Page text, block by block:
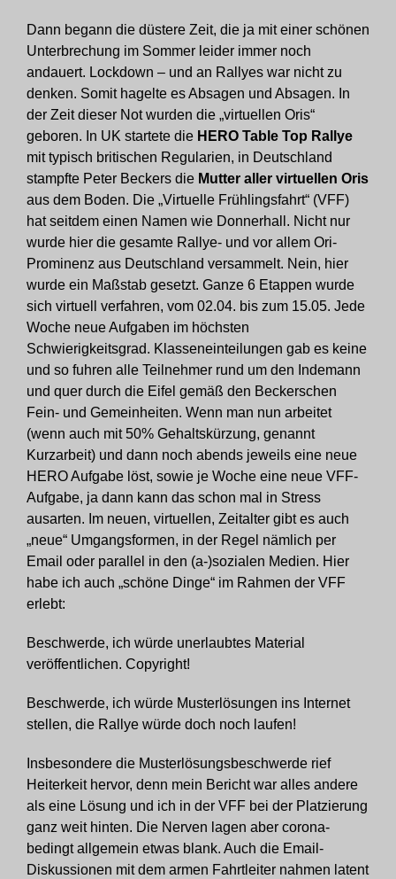
Dann begann die düstere Zeit, die ja mit einer schönen
Unterbrechung im Sommer leider immer noch
andauert. Lockdown – und an Rallyes war nicht zu
denken. Somit hagelte es Absagen und Absagen. In
der Zeit dieser Not wurden die „virtuellen Oris“
geboren. In UK startete die HERO Table Top Rallye
mit typisch britischen Regularien, in Deutschland
stampfte Peter Beckers die Mutter aller virtuellen Oris
aus dem Boden. Die „Virtuelle Frühlingsfahrt“ (VFF)
hat seitdem einen Namen wie Donnerhall. Nicht nur
wurde hier die gesamte Rallye- und vor allem Ori-
Prominenz aus Deutschland versammelt. Nein, hier
wurde ein Maßstab gesetzt. Ganze 6 Etappen wurde
sich virtuell verfahren, vom 02.04. bis zum 15.05. Jede
Woche neue Aufgaben im höchsten
Schwierigkeitsgrad. Klasseneinteilungen gab es keine
und so fuhren alle Teilnehmer rund um den Indemann
und quer durch die Eifel gemäß den Beckerschen
Fein- und Gemeinheiten. Wenn man nun arbeitet
(wenn auch mit 50% Gehaltskürzung, genannt
Kurzarbeit) und dann noch abends jeweils eine neue
HERO Aufgabe löst, sowie je Woche eine neue VFF-
Aufgabe, ja dann kann das schon mal in Stress
ausarten. Im neuen, virtuellen, Zeitalter gibt es auch
„neue“ Umgangsformen, in der Regel nämlich per
Email oder parallel in den (a-)sozialen Medien. Hier
habe ich auch „schöne Dinge“ im Rahmen der VFF
erlebt:
Beschwerde, ich würde unerlaubtes Material
veröffentlichen. Copyright!
Beschwerde, ich würde Musterlösungen ins Internet
stellen, die Rallye würde doch noch laufen!
Insbesondere die Musterlösungsbeschwerde rief
Heiterkeit hervor, denn mein Bericht war alles andere
als eine Lösung und ich in der VFF bei der Platzierung
ganz weit hinten. Die Nerven lagen aber corona-
bedingt allgemein etwas blank. Auch die Email-
Diskussionen mit dem armen Fahrtleiter nahmen latent